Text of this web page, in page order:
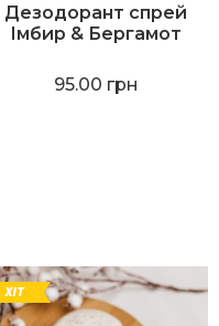
Дезодорант спрей
Імбир & Бергамот
95.00 грн